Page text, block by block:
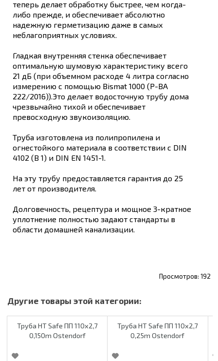
теперь делает обработку быстрее, чем когда-
либо прежде, и обеспечивает абсолютно
надежную герметизацию даже в самых
неблагоприятных условиях.
Гладкая внутренняя стенка обеспечивает
оптимальную шумовую характеристику всего
21 дБ (при объемном расходе 4 литра согласно
измерению с помощью Bismat 1000 (P-BA
222/2016)).Это делает водосточную трубу дома
чрезвычайно тихой и обеспечивает
превосходную звукоизоляцию.
Труба изготовлена из полипропилена и
огнестойкого материала в соответствии с DIN
4102 (B 1) и DIN EN 1451-1.
На эту трубу предоставляется гарантия до 25
лет от производителя.
Долговечность, рецептура и мощное 3-кратное
уплотнение полностью задают стандарты в
области домашней канализации.
192
Труба HT Safe ПП 110х2,7
0,150m Ostendorf
Труба HT Safe ПП 110х2,7
0,25m Ostendorf